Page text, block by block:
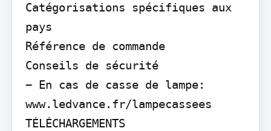
Catégorisations spécifiques aux
pays
Référence de commande
Conseils de sécurité
− En cas de casse de lampe:
www.ledvance.fr/lampecassees
TÉLÉCHARGEMENTS